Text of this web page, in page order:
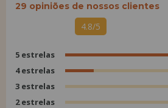
29 opiniões de nossos clientes
4.8/5
5 estrelas
4 estrelas
3 estrelas
2 estrelas